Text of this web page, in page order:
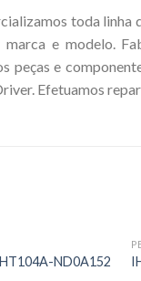
toda linha
e modelo.
e
Efetuamos
ND0A152